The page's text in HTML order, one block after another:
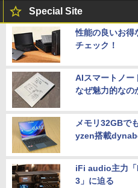
Special Site
性能の良いお得
チェック！
AIスマートノー
なぜ魅力的なの
メモリ32GBで
yzen搭載
iFi audio主力「
3」に迫る